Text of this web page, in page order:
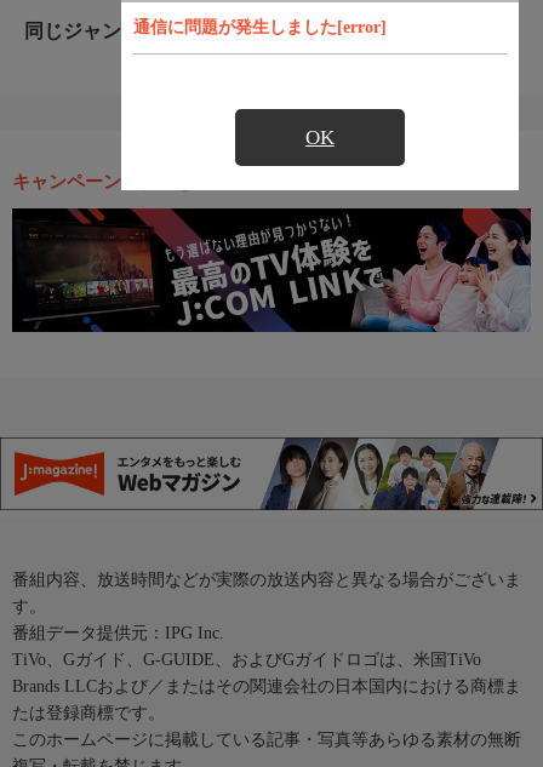
通信に問題が発生しました[error]
OK
同じジャンルのおすすめ番組
キャンペーン・お得な情報
番組内容、放送時間などが実際の放送内容と異なる場合がございま
す。
番組データ提供元：IPG Inc.
TiVo、Gガイド、G-GUIDE、およびGガイドロゴは、米国TiVo
Brands LLCおよび／またはその関連会社の日本国内における商標ま
たは登録商標です。
このホームページに掲載している記事・写真等あらゆる素材の無断